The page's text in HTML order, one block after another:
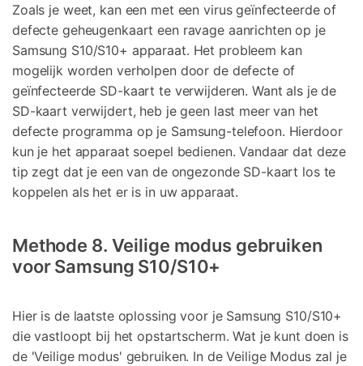
Zoals je weet, kan een met een virus geïnfecteerde of
defecte geheugenkaart een ravage aanrichten op je
Samsung S10/S10+ apparaat. Het probleem kan
mogelijk worden verholpen door de defecte of
geïnfecteerde SD-kaart te verwijderen. Want als je de
SD-kaart verwijdert, heb je geen last meer van het
defecte programma op je Samsung-telefoon. Hierdoor
kun je het apparaat soepel bedienen. Vandaar dat deze
tip zegt dat je een van de ongezonde SD-kaart los te
koppelen als het er is in uw apparaat.
Methode 8. Veilige modus gebruiken
voor Samsung S10/S10+
Hier is de laatste oplossing voor je Samsung S10/S10+
die vastloopt bij het opstartscherm. Wat je kunt doen is
de 'Veilige modus' gebruiken. In de Veilige Modus zal je